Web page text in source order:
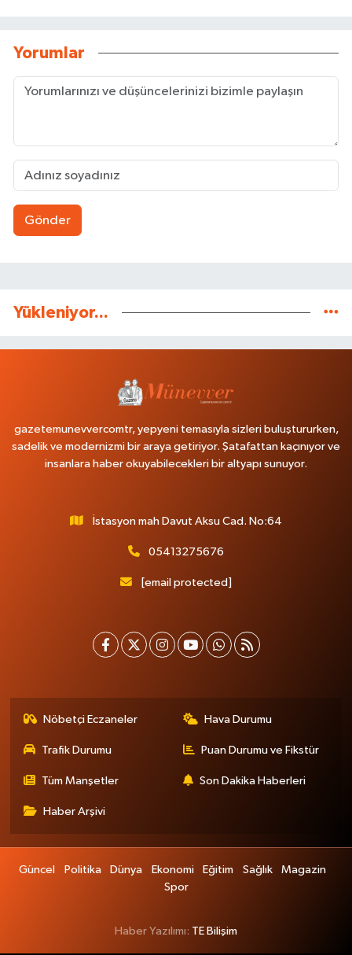
Yorumlar
Gönder
Yükleniyor...
gazetemunevvercomtr, yepyeni temasıyla sizleri buluştururken,
sadelik ve modernizmi bir araya getiriyor. Şatafattan kaçınıyor ve
insanlara haber okuyabilecekleri bir altyapı sunuyor.
İstasyon mah Davut Aksu Cad. No:64
05413275676
[email protected]
Nöbetçi Eczaneler Hava Durumu
Trafik Durumu Puan Durumu ve Fikstür
Tüm Manşetler Son Dakika Haberleri
Haber Arşivi
Güncel Politika Dünya Ekonomi Eğitim Sağlık
Magazin
Spor
Haber Yazılımı: TE Bilişim